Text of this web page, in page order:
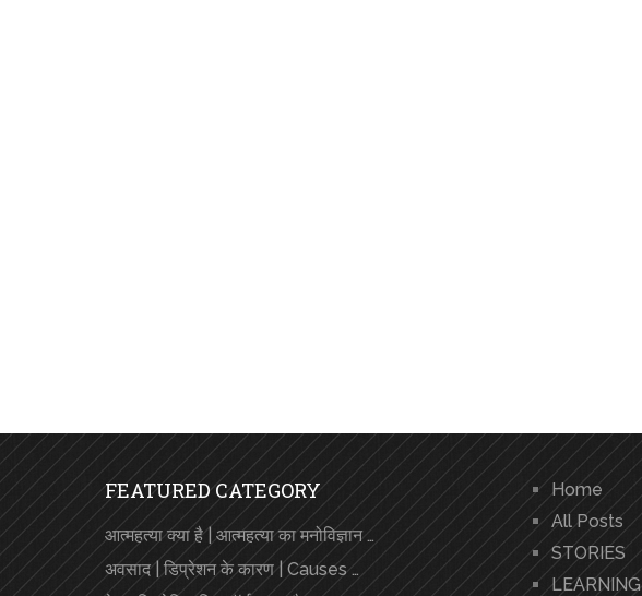
FEATURED CATEGORY
आत्महत्या क्या है | आत्महत्या का मनोविज्ञान …
अवसाद | डिप्रेशन के कारण | Causes …
Home
All Posts
STORIES
LEARNING